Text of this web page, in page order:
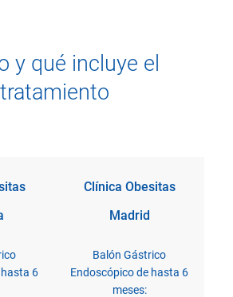
y qué incluye el
tratamiento
6
Clínica Obesitas
Madrid
Balón Gástrico
Endoscópico de hasta 6
meses: